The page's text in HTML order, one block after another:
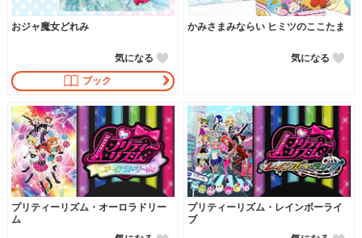
おジャ魔女どれみ
ブック
気になる
かみさまみならい ヒミツのここたま
気になる
プリティーリズム・オーロラドリー
ム
プリティーリズム・レインボーライ
ブ